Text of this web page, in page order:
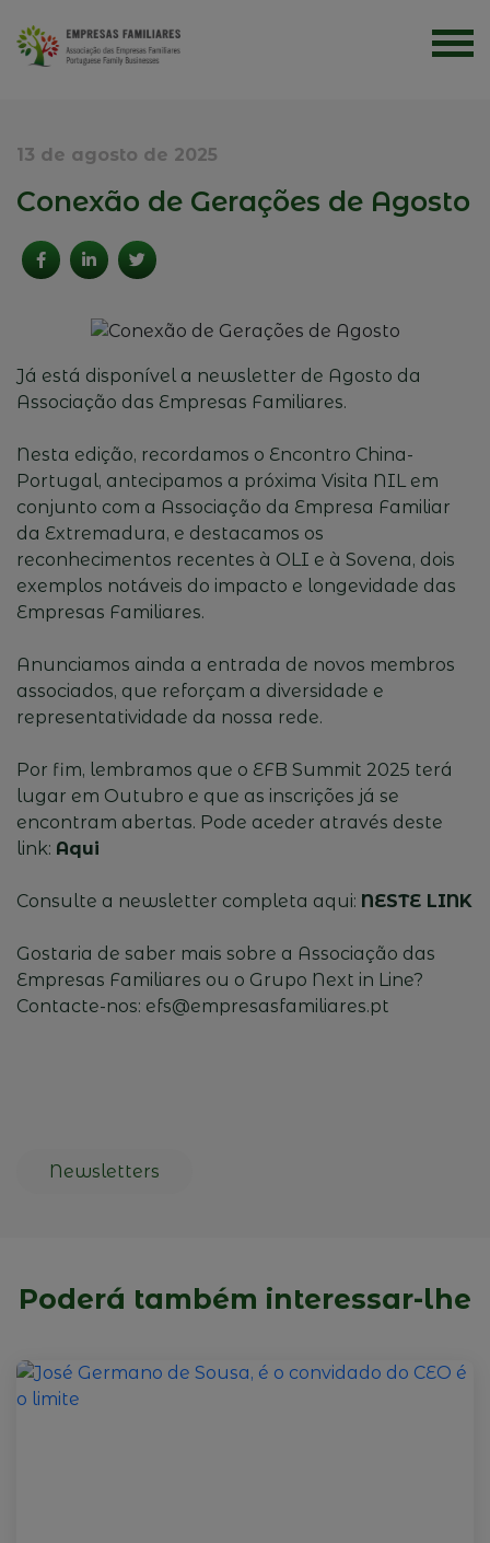
13 de agosto de 2025
Conexão de Gerações de Agosto
Já está disponível a newsletter de Agosto da
Associação das Empresas Familiares.
Nesta edição, recordamos o Encontro China-
Portugal, antecipamos a próxima Visita NIL em
conjunto com a Associação da Empresa Familiar
da Extremadura, e destacamos os
reconhecimentos recentes à OLI e à Sovena, dois
exemplos notáveis do impacto e longevidade das
Empresas Familiares.
Anunciamos ainda a entrada de novos membros
associados, que reforçam a diversidade e
representatividade da nossa rede.
Por fim, lembramos que o EFB Summit 2025 terá
lugar em Outubro e que as inscrições já se
encontram abertas. Pode aceder através deste
link: Aqui
Consulte a newsletter completa aqui: NESTE LINK
Gostaria de saber mais sobre a Associação das
Empresas Familiares ou o Grupo Next in Line?
Contacte-nos: efs@empresasfamiliares.pt
Newsletters
Poderá também interessar-lhe